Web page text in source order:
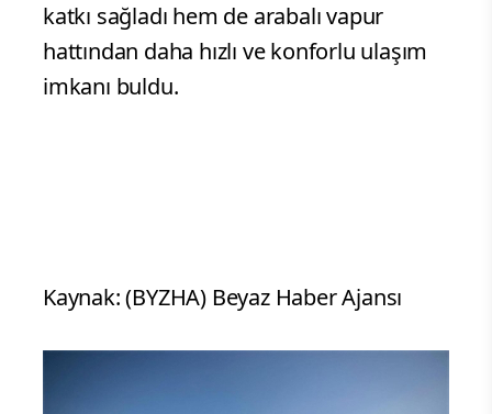
katkı sağladı hem de arabalı vapur
hattından daha hızlı ve konforlu ulaşım
imkanı buldu.
Kaynak: (BYZHA) Beyaz Haber Ajansı